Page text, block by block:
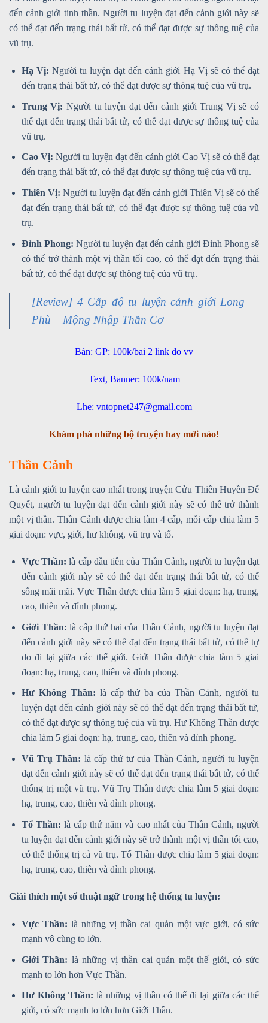
đến cảnh giới tinh thần. Người tu luyện đạt đến cảnh giới này sẽ
có thể đạt đến trạng thái bất tử, có thể đạt được sự thông tuệ của
vũ trụ.
Hạ Vị: Người tu luyện đạt đến cảnh giới Hạ Vị sẽ có thể đạt
đến trạng thái bất tử, có thể đạt được sự thông tuệ của vũ trụ.
Trung Vị: Người tu luyện đạt đến cảnh giới Trung Vị sẽ có
thể đạt đến trạng thái bất tử, có thể đạt được sự thông tuệ của
vũ trụ.
Cao Vị: Người tu luyện đạt đến cảnh giới Cao Vị sẽ có thể đạt
đến trạng thái bất tử, có thể đạt được sự thông tuệ của vũ trụ.
Thiên Vị: Người tu luyện đạt đến cảnh giới Thiên Vị sẽ có thể
đạt đến trạng thái bất tử, có thể đạt được sự thông tuệ của vũ
trụ.
Đỉnh Phong: Người tu luyện đạt đến cảnh giới Đỉnh Phong sẽ
có thể trở thành một vị thần tối cao, có thể đạt đến trạng thái
bất tử, có thể đạt được sự thông tuệ của vũ trụ.
[Review] 4 Cấp độ tu luyện cảnh giới Long
Phù – Mộng Nhập Thần Cơ
Bán: GP: 100k/bai 2 link do vv
Text, Banner: 100k/nam
Lhe: vntopnet247@gmail.com
Khám phá những bộ truyện hay mới nào!
Thần Cảnh
Là cảnh giới tu luyện cao nhất trong truyện Cửu Thiên Huyền Đế
Quyết, người tu luyện đạt đến cảnh giới này sẽ có thể trở thành
một vị thần. Thần Cảnh được chia làm 4 cấp, mỗi cấp chia làm 5
giai đoạn: vực, giới, hư không, vũ trụ và tổ.
Vực Thần: là cấp đầu tiên của Thần Cảnh, người tu luyện đạt
đến cảnh giới này sẽ có thể đạt đến trạng thái bất tử, có thể
sống mãi mãi. Vực Thần được chia làm 5 giai đoạn: hạ, trung,
cao, thiên và đỉnh phong.
Giới Thần: là cấp thứ hai của Thần Cảnh, người tu luyện đạt
đến cảnh giới này sẽ có thể đạt đến trạng thái bất tử, có thể tự
do đi lại giữa các thế giới. Giới Thần được chia làm 5 giai
đoạn: hạ, trung, cao, thiên và đỉnh phong.
Hư Không Thần: là cấp thứ ba của Thần Cảnh, người tu
luyện đạt đến cảnh giới này sẽ có thể đạt đến trạng thái bất tử,
có thể đạt được sự thông tuệ của vũ trụ. Hư Không Thần được
chia làm 5 giai đoạn: hạ, trung, cao, thiên và đỉnh phong.
Vũ Trụ Thần: là cấp thứ tư của Thần Cảnh, người tu luyện
đạt đến cảnh giới này sẽ có thể đạt đến trạng thái bất tử, có thể
thống trị một vũ trụ. Vũ Trụ Thần được chia làm 5 giai đoạn:
hạ, trung, cao, thiên và đỉnh phong.
Tổ Thần: là cấp thứ năm và cao nhất của Thần Cảnh, người
tu luyện đạt đến cảnh giới này sẽ trở thành một vị thần tối cao,
có thể thống trị cả vũ trụ. Tổ Thần được chia làm 5 giai đoạn:
hạ, trung, cao, thiên và đỉnh phong.
Giải thích một số thuật ngữ trong hệ thống tu luyện:
Vực Thần: là những vị thần cai quản một vực giới, có sức
mạnh vô cùng to lớn.
Giới Thần: là những vị thần cai quản một thế giới, có sức
mạnh to lớn hơn Vực Thần.
Hư Không Thần: là những vị thần có thể đi lại giữa các thế
giới, có sức mạnh to lớn hơn Giới Thần.